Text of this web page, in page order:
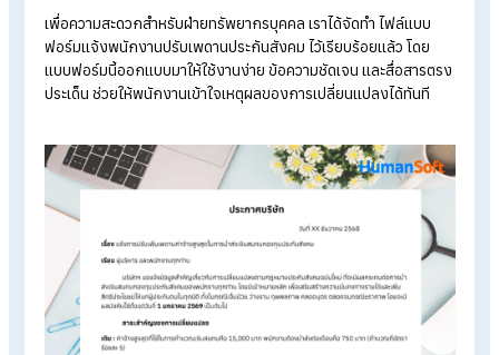
Automated payroll software
Online time-attendance system
Payroll software pricing from THB 590/month
ว่าด้วยเรื่อง “ประกาศปรับเพดานเงินสมทบประกันสังคมปี 2569”
แจกตัวอย่างแบบฟอร์มแจ้งพนักงานปรับเพดานประกันสังคม
สรุปแจก! ตัวอย่างแบบฟอร์มแจ้งพนักงานปรับเพดานประกันสังคม
สำหรับ HR